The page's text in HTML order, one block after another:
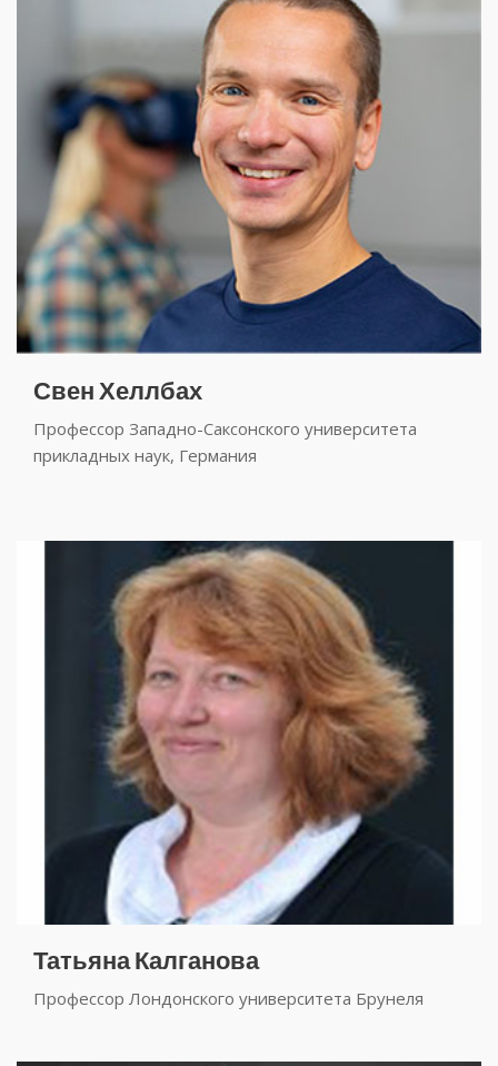
Свен Хеллбах
Профессор Западно-Саксонского университета
прикладных наук, Германия
Татьяна Калганова
Профессор Лондонского университета Брунеля